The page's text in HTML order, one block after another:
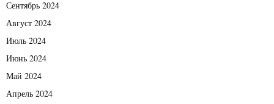
Сентябрь 2024
Август 2024
Июль 2024
Июнь 2024
Май 2024
Апрель 2024